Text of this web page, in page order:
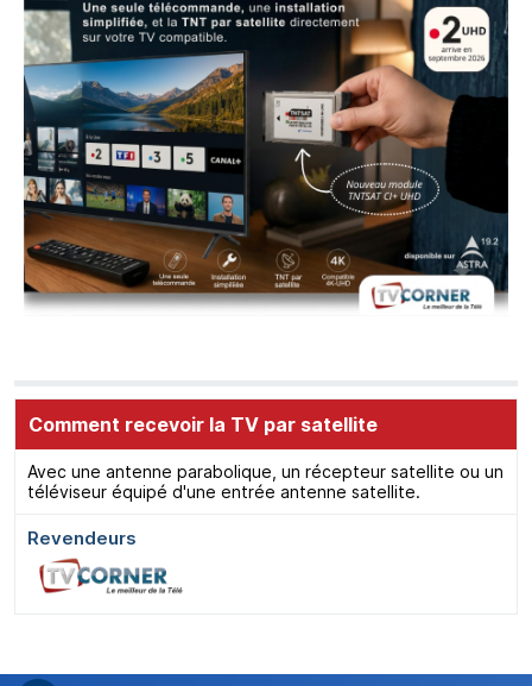
Comment recevoir la TV par satellite
Avec une antenne parabolique, un récepteur satellite ou un
téléviseur équipé d'une entrée antenne satellite.
Revendeurs